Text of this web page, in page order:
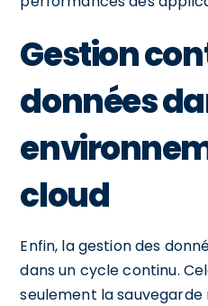
Gestion
données
cloud
Enfin, la gestion des
dans un cycle continu.
seulement la